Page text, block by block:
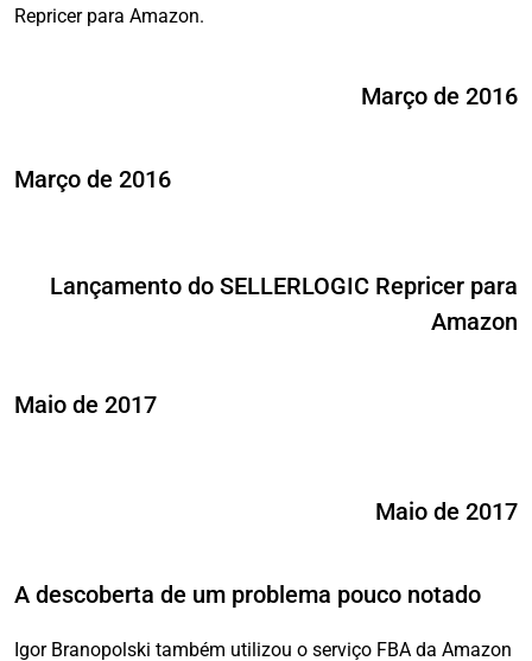
Repricer para Amazon.
Março de 2016
Março de 2016
Lançamento do SELLERLOGIC Repricer para
Amazon
Maio de 2017
Maio de 2017
A descoberta de um problema pouco notado
Igor Branopolski também utilizou o serviço FBA da Amazon